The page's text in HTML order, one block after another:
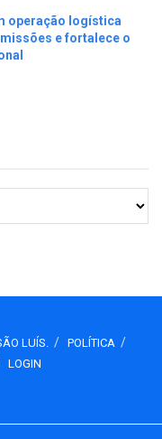
operação logística
e fortalece o
LUÍS.
POLÍTICA
LOGIN